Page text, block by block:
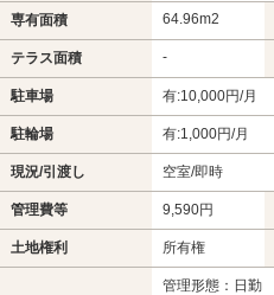
専有面積 64.96m2
テラス面積 -
駐車場 有:10,000円/月
駐輪場 有:1,000円/月
現況/引渡し 空室/即時
管理費等 9,590円
土地権利 所有権
管理形態：日勤